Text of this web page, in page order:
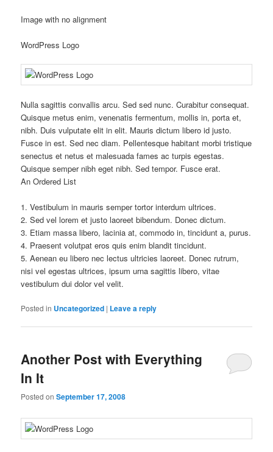
Image with no alignment
WordPress Logo
Nulla sagittis convallis arcu. Sed sed nunc. Curabitur consequat.
Quisque metus enim, venenatis fermentum, mollis in, porta et,
nibh. Duis vulputate elit in elit. Mauris dictum libero id justo.
Fusce in est. Sed nec diam. Pellentesque habitant morbi tristique
senectus et netus et malesuada fames ac turpis egestas.
Quisque semper nibh eget nibh. Sed tempor. Fusce erat.
An Ordered List
1. Vestibulum in mauris semper tortor interdum ultrices.
2. Sed vel lorem et justo laoreet bibendum. Donec dictum.
3. Etiam massa libero, lacinia at, commodo in, tincidunt a, purus.
4. Praesent volutpat eros quis enim blandit tincidunt.
5. Aenean eu libero nec lectus ultricies laoreet. Donec rutrum,
nisi vel egestas ultrices, ipsum urna sagittis libero, vitae
vestibulum dui dolor vel velit.
Posted in Uncategorized | Leave a reply
Another Post with Everything
In It
Posted onSeptember 17, 2008